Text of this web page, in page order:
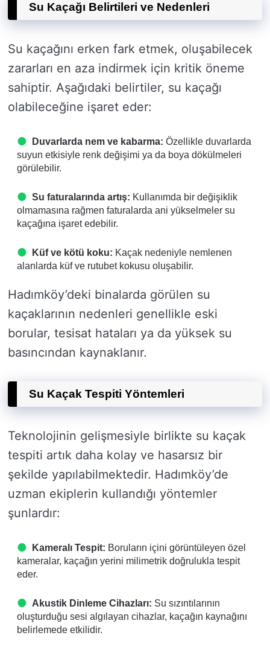
Su Kaçağı Belirtileri ve Nedenleri
Su kaçağını erken fark etmek, oluşabilecek
zararları en aza indirmek için kritik öneme
sahiptir. Aşağıdaki belirtiler, su kaçağı
olabileceğine işaret eder:
Duvarlarda nem ve kabarma: Özellikle duvarlarda
suyun etkisiyle renk değişimi ya da boya dökülmeleri
görülebilir.
Su faturalarında artış: Kullanımda bir değişiklik
olmamasına rağmen faturalarda ani yükselmeler su
kaçağına işaret edebilir.
Küf ve kötü koku: Kaçak nedeniyle nemlenen
alanlarda küf ve rutubet kokusu oluşabilir.
Hadımköy’deki binalarda görülen su
kaçaklarının nedenleri genellikle eski
borular, tesisat hataları ya da yüksek su
basıncından kaynaklanır.
Su Kaçak Tespiti Yöntemleri
Teknolojinin gelişmesiyle birlikte su kaçak
tespiti artık daha kolay ve hasarsız bir
şekilde yapılabilmektedir. Hadımköy’de
uzman ekiplerin kullandığı yöntemler
şunlardır:
Kameralı Tespit: Boruların içini görüntüleyen özel
kameralar, kaçağın yerini milimetrik doğrulukla tespit
eder.
Akustik Dinleme Cihazları: Su sızıntılarının
oluşturduğu sesi algılayan cihazlar, kaçağın kaynağını
belirlemede etkilidir.